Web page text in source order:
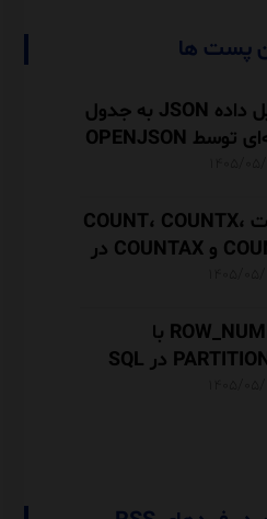
پست ها
تبدیل داده JSON به جدول
رابطه‌ای توسط OPENJSON
تفاوت COUNT، COUNTX،
COUNTA و COUNTAX در
ROW_NUMBER با
PARTITION BY در SQL